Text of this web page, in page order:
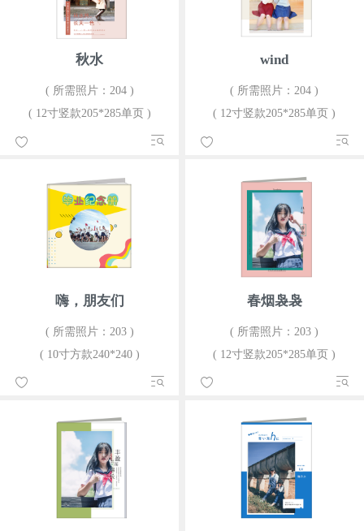
秋水
( 所需照片：204 )
( 12寸竖款205*285单页 )
wind
( 所需照片：204 )
( 12寸竖款205*285单页 )
嗨，朋友们
( 所需照片：203 )
( 10寸方款240*240 )
春烟袅袅
( 所需照片：203 )
( 12寸竖款205*285单页 )